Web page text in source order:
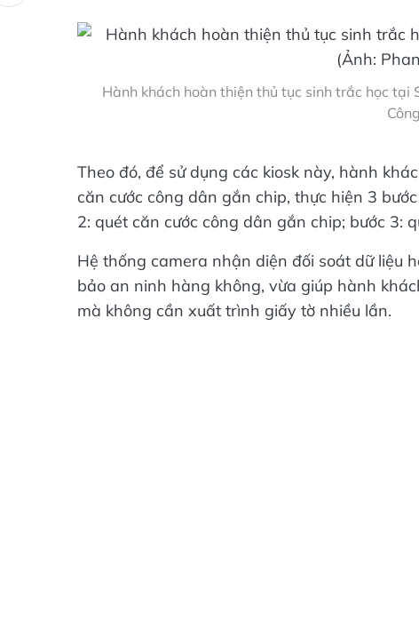
Hành khách hoàn thiện thủ tục sinh trắc học
Theo đó, để sử dụng các kiosk này, hành
căn cước công dân gắn chip, thực hiện 3
2: quét căn cước công dân gắn chip; bước 3:
Hệ thống camera nhận diện đối soát dữ liệu
bảo an ninh hàng không, vừa giúp hành
mà không cần xuất trình giấy tờ nhiều lần.